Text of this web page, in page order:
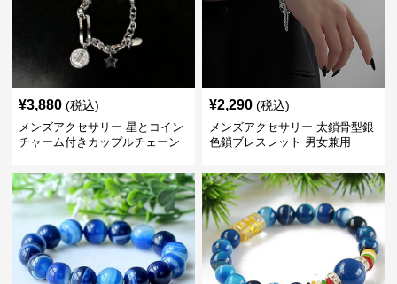
¥3,880 (税込)
メンズアクセサリー 星とコイン
チャーム付きカップルチェーン
¥2,290 (税込)
メンズアクセサリー 太鎖骨型銀
色鎖ブレスレット 男女兼用